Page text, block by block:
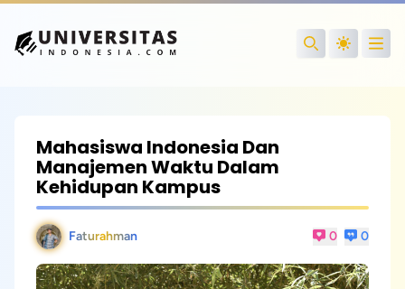
Search
Mahasiswa Indonesia Dan
Manajemen Waktu Dalam
Kehidupan Kampus
Faturahman 0 0